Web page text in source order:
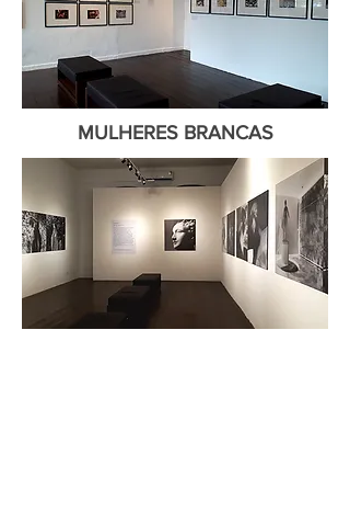
MULHERES BRANCAS